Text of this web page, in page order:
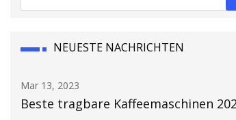
NEUESTE NACHRICHTEN
Mar 15, 2023
Die beste Single